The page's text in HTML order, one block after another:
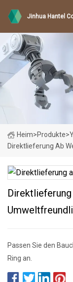
Jinhua Hantel
Heim>Produkte>
Direktlieferung Ab
Passen Sie den
Ring an.